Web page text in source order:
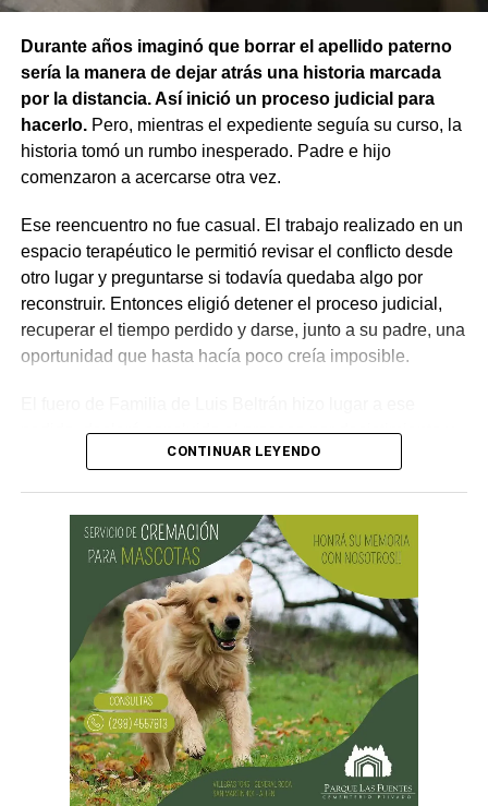
9742, de lunes a viernes de 8 a 17.
resultaba aplicable.
El fallo aclaró que el archivo de la causa
contravencional no impide que el dueño del perro
lesionado reclame por la vía civil una indemnización
por los daños que considere haber sufrido.
Durante años imaginó que borrar el apellido paterno
sería la manera de dejar atrás una historia marcada
por la distancia. Así inició un proceso judicial para
hacerlo.Pero, mientras el expediente seguía su curso, la
historia tomó un rumbo inesperado. Padre e hijo
comenzaron a acercarse otra vez.
Ese reencuentro no fue casual. El trabajo realizado en un
espacio terapéutico le permitió revisar el conflicto desde
otro lugar y preguntarse si todavía quedaba algo por
reconstruir. Entonces eligió detener el proceso judicial,
recuperar el tiempo perdido y darse, junto a su padre, una
oportunidad que hasta hacía poco creía imposible.
pedido, declaró concluido el proceso por desistimiento y
ordenó el archivo de las actuaciones. La jueza consideró
El joven había promovido la acción para solicitar la
supresión de su apellido paterno. Durante la etapa inicial
del trámite se incorporó la documentación presentada, se
ordenó la publicación de edictos y se dispusieron
distintas medidas previas. En esa etapa la demanda
todavía no había sido notificada al progenitor.
Al comunicar su decisión de desistir, explicó que el
proceso terapéutico le permitió replantear el conflicto
desde otra perspectiva. Expresó que quería intentar
CONTINUAR LEYENDO